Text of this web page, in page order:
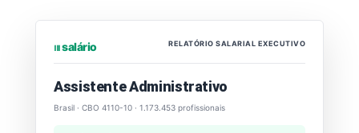
⏐⏐⏐ salário RELATÓRIO SALARIAL EXECUTIVO
Assistente Administrativo
Brasil · CBO 4110-10 · 1.173.453 profissionais